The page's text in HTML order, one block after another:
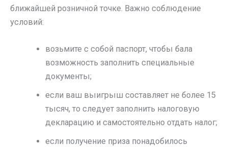
ближайшей розничной точке. Важно соблюдение
условий:
возьмите с собой паспорт, чтобы бала
возможность заполнить специальные
документы;
если ваш выигрыш составляет не более 15
тысяч, то следует заполнить налоговую
декларацию и самостоятельно отдать налог;
если получение приза понадобилось